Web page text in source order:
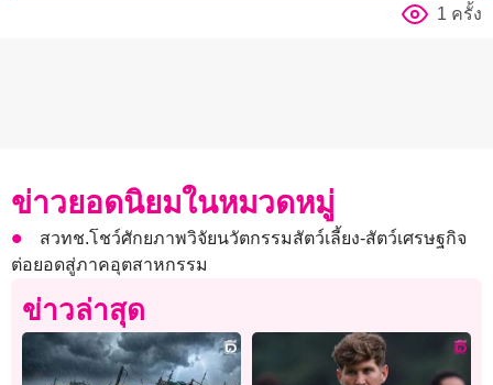
1 ครั้ง
ข่าวยอดนิยมในหมวดหมู่
สวทช.โชว์ศักยภาพวิจัยนวัตกรรมสัตว์เลี้ยง-สัตว์เศรษฐกิจ
ต่อยอดสู่ภาคอุตสาหกรรม
ข่าวล่าสุด